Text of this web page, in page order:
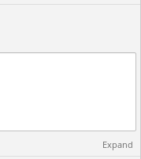
Expand